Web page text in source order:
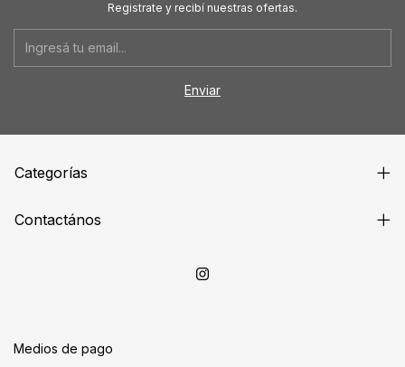
Registrate y recibí nuestras ofertas.
Categorías
Contactános
Medios de pago